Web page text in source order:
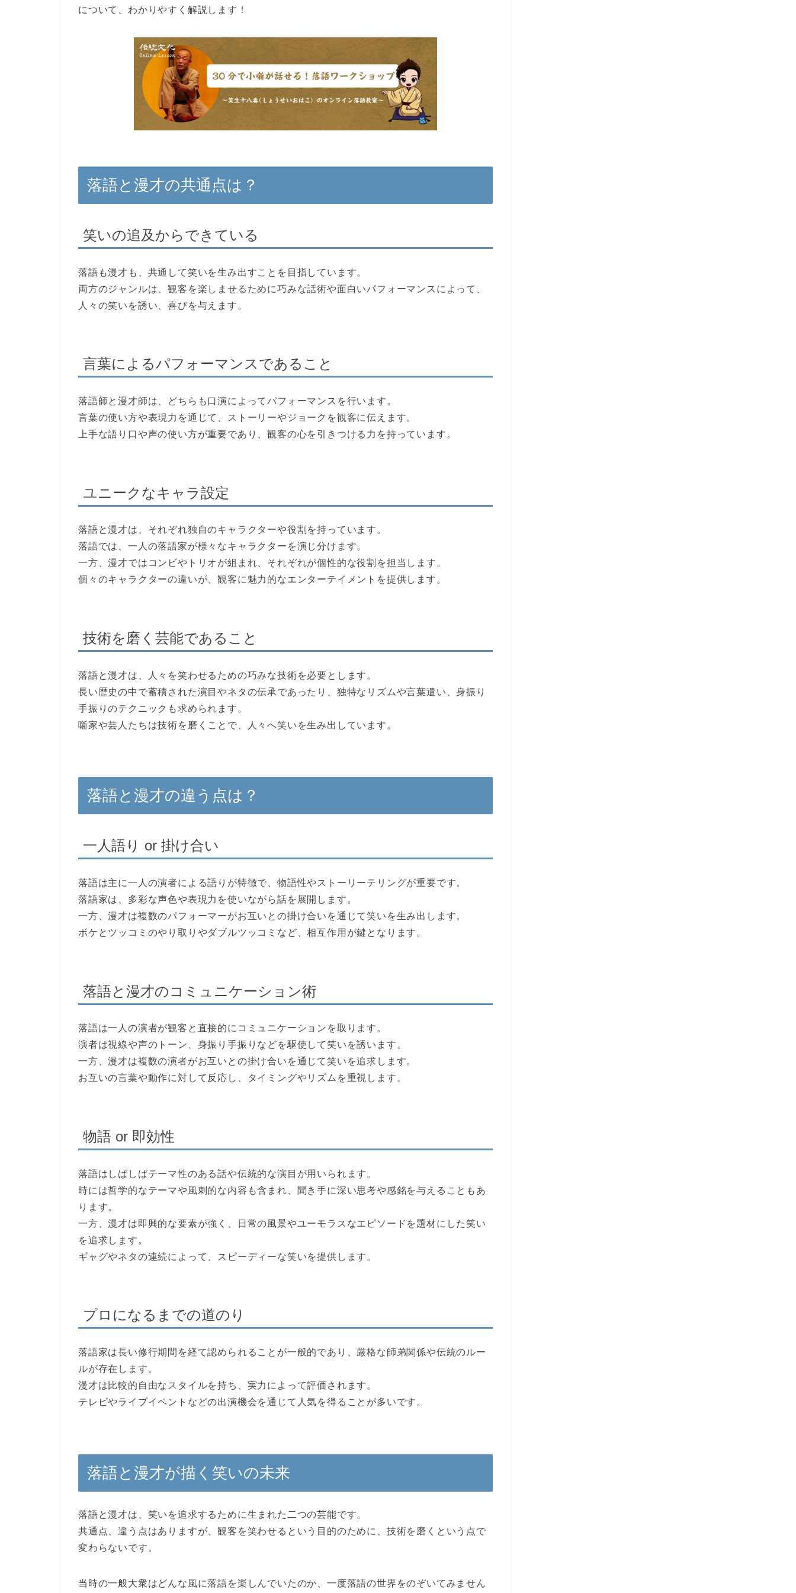
について、わかりやすく解説します！
落語と漫才の共通点は？
笑いの追及からできている
落語も漫才も、共通して笑いを生み出すことを目指しています。
両方のジャンルは、観客を楽しませるために巧みな話術や面白いパフォーマンスによって、
人々の笑いを誘い、喜びを与えます。
言葉によるパフォーマンスであること
落語師と漫才師は、どちらも口演によってパフォーマンスを行います。
言葉の使い方や表現力を通じて、ストーリーやジョークを観客に伝えます。
上手な語り口や声の使い方が重要であり、観客の心を引きつける力を持っています。
ユニークなキャラ設定
落語と漫才は、それぞれ独自のキャラクターや役割を持っています。
落語では、一人の落語家が様々なキャラクターを演じ分けます。
一方、漫才ではコンビやトリオが組まれ、それぞれが個性的な役割を担当します。
個々のキャラクターの違いが、観客に魅力的なエンターテイメントを提供します。
技術を磨く芸能であること
落語と漫才は、人々を笑わせるための巧みな技術を必要とします。
長い歴史の中で蓄積された演目やネタの伝承であったり、独特なリズムや言葉遣い、身振り
手振りのテクニックも求められます。
噺家や芸人たちは技術を磨くことで、人々へ笑いを生み出しています。
落語と漫才の違う点は？
一人語り or 掛け合い
落語は主に一人の演者による語りが特徴で、物語性やストーリーテリングが重要です。
落語家は、多彩な声色や表現力を使いながら話を展開します。
一方、漫才は複数のパフォーマーがお互いとの掛け合いを通じて笑いを生み出します。
ボケとツッコミのやり取りやダブルツッコミなど、相互作用が鍵となります。
落語と漫才のコミュニケーション術
落語は一人の演者が観客と直接的にコミュニケーションを取ります。
演者は視線や声のトーン、身振り手振りなどを駆使して笑いを誘います。
一方、漫才は複数の演者がお互いとの掛け合いを通じて笑いを追求します。
お互いの言葉や動作に対して反応し、タイミングやリズムを重視します。
物語 or 即効性
落語はしばしばテーマ性のある話や伝統的な演目が用いられます。
時には哲学的なテーマや風刺的な内容も含まれ、聞き手に深い思考や感銘を与えることもあ
ります。
一方、漫才は即興的な要素が強く、日常の風景やユーモラスなエピソードを題材にした笑い
を追求します。
ギャグやネタの連続によって、スピーディーな笑いを提供します。
プロになるまでの道のり
落語家は長い修行期間を経て認められることが一般的であり、厳格な師弟関係や伝統のルー
ルが存在します。
漫才は比較的自由なスタイルを持ち、実力によって評価されます。
テレビやライブイベントなどの出演機会を通じて人気を得ることが多いです。
落語と漫才が描く笑いの未来
落語と漫才は、笑いを追求するために生まれた二つの芸能です。
共通点、違う点はありますが、観客を笑わせるという目的のために、技術を磨くという点で
変わらないです。
当時の一般大衆はどんな風に落語を楽しんでいたのか、一度落語の世界をのぞいてみません